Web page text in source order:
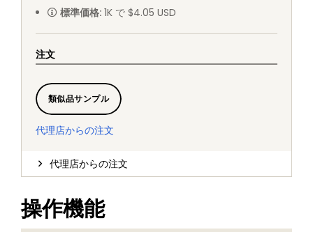
標準価格: 1K で $4.05 USD
注文
類似品サンプル
代理店からの注文
代理店からの注文
操作機能